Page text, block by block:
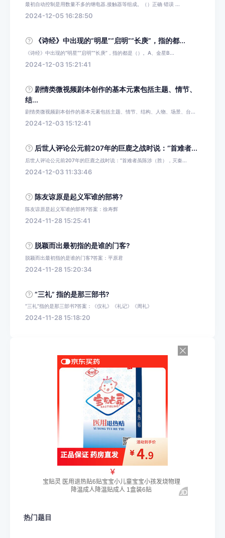
最初自动控制是用数量不多的继电器.接触器等组成。（）正确 错误 ...
2024-12-05 16:28:50
《诗经》中出现的“明星”“启明”“长庚”，指的都...
《诗经》中出现的“明星”“启明”“长庚”，指的都是（）。A、金星B...
2024-12-03 15:21:41
剧情类微视频剧本创作的基本元素包括主题、情节、
结...
剧情类微视频剧本创作的基本元素包括主题、情节、结构、人物、场景、台...
2024-12-03 15:12:41
后世人评论公元前207年的巨鹿之战时说：“首难者...
后世人评论公元前207年的巨鹿之战时说：“首难者虽陈涉（胜），灭秦...
2024-12-03 11:33:46
陈友谅原是起义军谁的部将?
陈友谅原是起义军谁的部将?答案：徐寿辉
2024-11-28 15:25:41
脱颖而出最初指的是谁的门客?
脱颖而出最初指的是谁的门客?答案：平原君
2024-11-28 15:20:34
“三礼” 指的是那三部书?
“三礼”指的是那三部书?答案：《仪礼》《礼记》《周礼》
2024-11-28 15:18:20
热门题目